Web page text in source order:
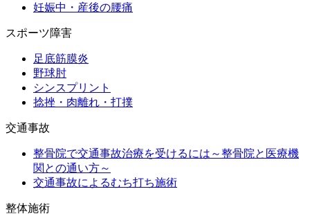
妊娠中・産後の腰痛
スポーツ障害
足底筋膜炎
野球肘
シンスプリント
捻挫・肉離れ・打撲
交通事故
整骨院で交通事故治療を受けるには～整骨院と医療機
関との通い方～
交通事故によるむち打ち施術
整体施術